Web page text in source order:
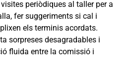
periòdiques al taller per a
fer suggeriments si cal i
els terminis acordats.
sorpreses desagradables i
fluida entre la comissió i